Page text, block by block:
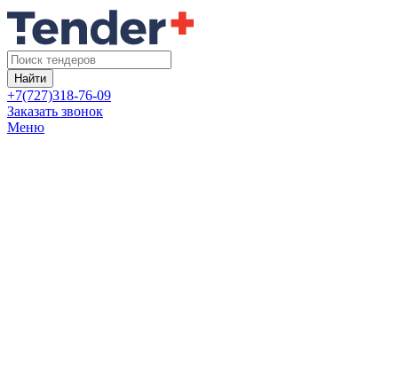
Найти
+7(727)318-76-09
Заказать звонок
Меню